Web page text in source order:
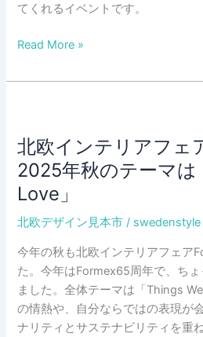
ら
社
へ
求。
「ヴ
ィ
ル
ヘ
ム・
コ
ー
ゲ & 濱
田
てくれるイベントです。
北
イ
リ
ア
フ
ェ
ア
Formex、
2026
年
春
の
テ
Read More »
北欧インテリアフェ
2025年秋のテーマは
Love」
北欧デザイン見本市 / swedenstyle
今年の秋も北欧インテリアフェア
た。今年はFormex65周年で、ち
ました。全体テーマは「Things
の情熱や、自分ならではの表現が
ナリティとサステナビリティを重